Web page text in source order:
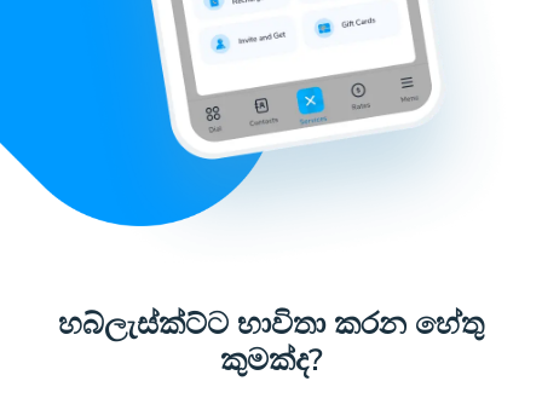
හබ්ලැස්ක්ට්‍ට භාවිතා කරන හේතු
කුමක්ද?